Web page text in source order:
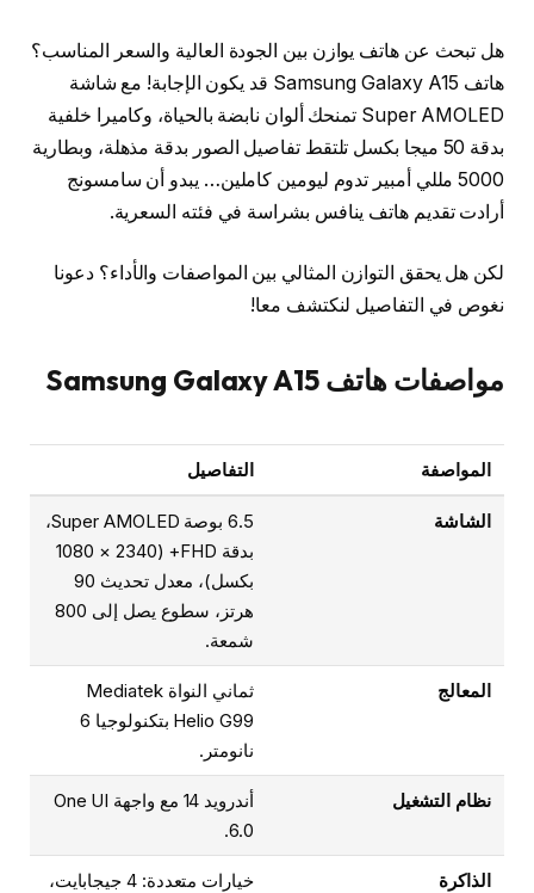
هل تبحث عن هاتف يوازن بين الجودة العالية والسعر المناسب؟
هاتف Samsung Galaxy A15 قد يكون الإجابة! مع شاشة
Super AMOLED تمنحك ألوان نابضة بالحياة، وكاميرا خلفية
بدقة 50 ميجا بكسل تلتقط تفاصيل الصور بدقة مذهلة، وبطارية
5000 مللي أمبير تدوم ليومين كاملين… يبدو أن سامسونج
أرادت تقديم هاتف ينافس بشراسة في فئته السعرية.
لكن هل يحقق التوازن المثالي بين المواصفات والأداء؟ دعونا
نغوص في التفاصيل لنكتشف معا!
مواصفات هاتف Samsung Galaxy A15
المواصفة التفاصيل
الشاشة
6.5 بوصة Super AMOLED،
بدقة FHD+ (1080 × 2340
بكسل)، معدل تحديث 90
هرتز، سطوع يصل إلى 800
شمعة.
المعالج
ثماني النواة Mediatek
Helio G99 بتكنولوجيا 6
نانومتر.
نظام التشغيل
أندرويد 14 مع واجهة One UI
6.0.
الذاكرة
خيارات متعددة: 4 جيجابايت،